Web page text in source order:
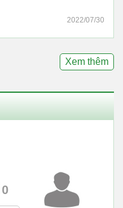
2022/07/30
Xem thêm
0